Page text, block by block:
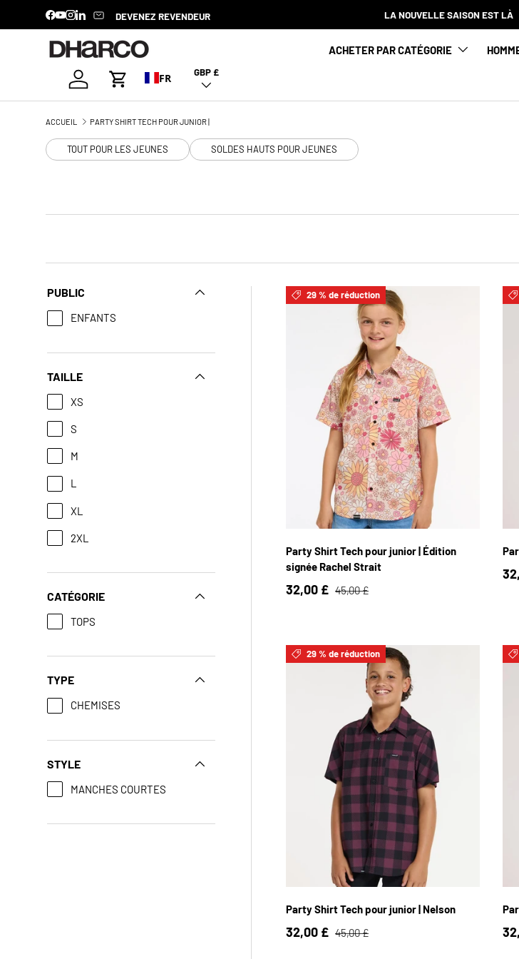
Facebook
YouTube
Instagram
LinkedIn DEVENEZ REVENDEUR LA NOUVELLE SAISON EST LÀ
ACHETER PAR CATÉGORIE
Se connecter
Panier
Pays/Région
GBP £
FR
ACCUEIL PARTY SHIRT TECH POUR JUNIOR |
TOUT POUR LES JEUNES SOLDES HAUTS POUR JEUNES
PUBLIC
ENFANTS
TAILLE
XS
S
M
L
XL
2XL
CATÉGORIE
TOPS
TYPE
CHEMISES
STYLE
MANCHES COURTES
29 % de réduction
Party Shirt Tech pour junior | Édition
signée Rachel Strait
32,00 £ 45,00 £
YXS / 4 YS / 6 YM / 8
YXL / 12
Y2XL / 14
29 % de réduction
Party Shirt Tech pour junior | Nelson
32,00 £ 45,00 £
YXS / 4 YS / 6 YM / 8
YL / 10
YXL / 12
Y2XL / 14